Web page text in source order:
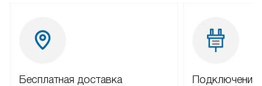
Бесплатная доставка Подключение